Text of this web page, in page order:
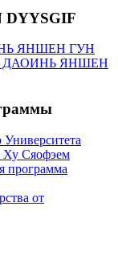
DYYSGIF
ЯНШЕН ГУН
ЯНШЕН
Ху Сяофэем
от